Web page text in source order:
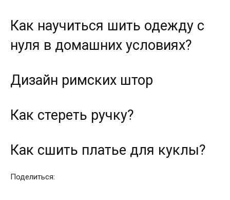
Как научиться шить одежду с
нуля в домашних условиях?
Дизайн римских штор
Как стереть ручку?
Как сшить платье для куклы?
Поделиться: